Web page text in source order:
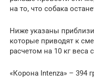
на то, что собака
Ниже указаны
которые приводят к
расчетом на 10 кг веса
«Корона Intenza» – 394